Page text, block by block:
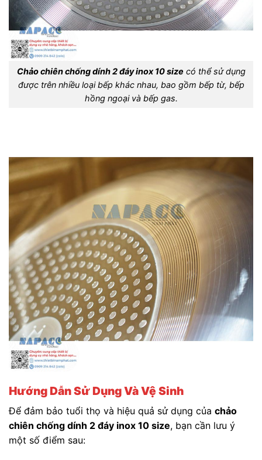
Chảo chiên chống dính 2 đáy inox 10 size có thể sử dụng
được trên nhiều loại bếp khác nhau, bao gồm bếp từ, bếp
hồng ngoại và bếp gas.
Hướng Dẫn Sử Dụng Và Vệ Sinh
Để đảm bảo tuổi thọ và hiệu quả sử dụng của chảo
chiên chống dính 2 đáy inox 10 size, bạn cần lưu ý
một số điểm sau: